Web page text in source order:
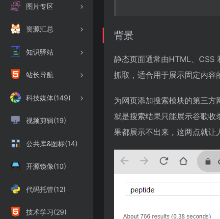
图片专区
资源汇总
知识驿站
站长导航
科技媒体(149)
视频剪辑(19)
公共库&图标(14)
开源镜像(10)
代码托管(12)
技术学习(29)
背景
静态页面通常由HTML、CSS
抓取，适合用于展示固定内
为网页添加搜索模块的第三
就是搜索结果只能展示谷歌
果都展示不出来，这两点就